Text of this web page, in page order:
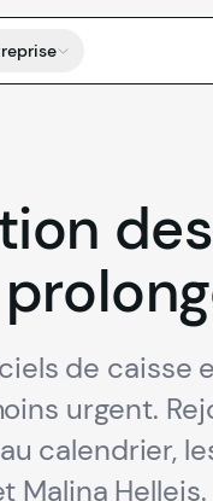
des
de caisse
urgent.
calendrier,
Malina Helleis.